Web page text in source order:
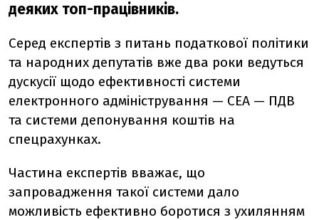
деяких топ-працівників.
Серед експертів з питань податкової політики
та народних депутатів вже два роки ведуться
дускусії щодо ефективності системи
електронного адміністрування — СЕА — ПДВ
та системи депонування коштів на
спецрахунках.
Частина експертів вважає, що
запровадження такої системи дало
можливість ефективно боротися з ухилянням